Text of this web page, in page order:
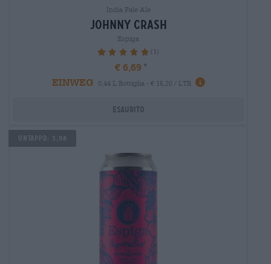
India Pale Ale
johnny crash
Espiga
100% (1)
€ 6,69
EINWEG
0,44 L Bottiglia - € 15,20 / LTR
Esaurito
UNTAPPD: 3,98